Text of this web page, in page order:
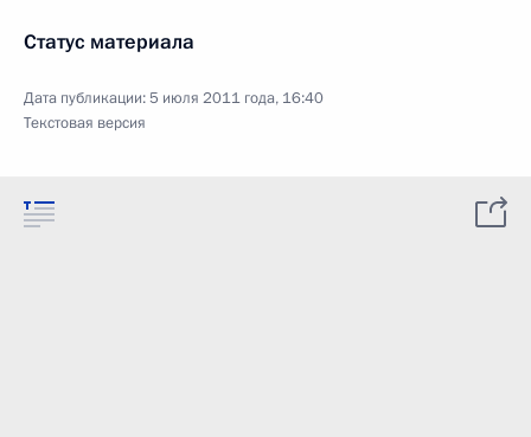
Статус материала
Дата публикации:5 июля 2011 года, 16:40
Текстовая версия